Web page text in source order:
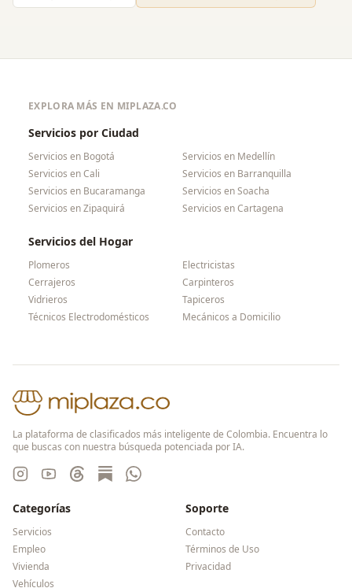
EXPLORA MÁS EN MIPLAZA.CO
Servicios por Ciudad
Servicios en Bogotá Servicios en Medellín
Servicios enCali Servicios en Barranquilla
Servicios en Bucaramanga Servicios enSoacha
Servicios enZipaquirá Servicios enCartagena
Servicios del Hogar
Plomeros
Electricistas
Cerrajeros
Carpinteros
Vidrieros
Tapiceros
Técnicos Electrodomésticos
Mecánicos a Domicilio
La plataforma de clasificados más inteligente de Colombia. Encuentra lo
que buscas con nuestra búsqueda potenciada por IA.
Categorías
Servicios
Empleo
Vivienda
Vehículos
Soporte
Contacto
Términos de Uso
Privacidad